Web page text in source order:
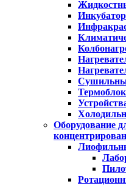
Оборудование